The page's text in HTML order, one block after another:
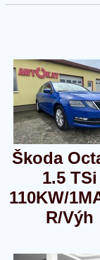
Škoda
1.5 TSi
110KW/
R/Výh